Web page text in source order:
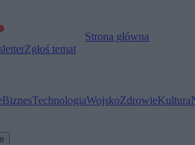
Strona główna
Zgłoś temat
BiznesTechnologiaWojskoZdrowieKultura